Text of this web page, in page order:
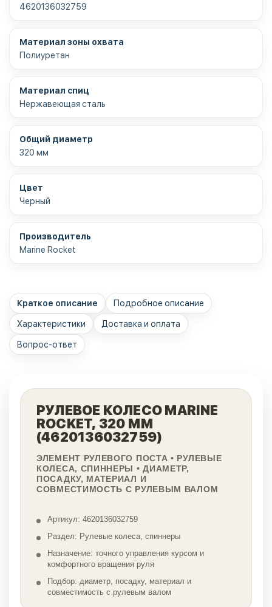
4620136032759
Материал зоны охвата
Полиуретан
Материал спиц
Нержавеющая сталь
Общий диаметр
320 мм
Цвет
Черный
Производитель
Marine Rocket
Краткое описание Подробное описание
Характеристики Доставка и оплата
Вопрос-ответ
РУЛЕВОЕ КОЛЕСО MARINE
ROCKET, 320 ММ
(4620136032759)
ЭЛЕМЕНТ РУЛЕВОГО ПОСТА • РУЛЕВЫЕ
КОЛЕСА, СПИННЕРЫ • ДИАМЕТР,
ПОСАДКУ, МАТЕРИАЛ И
СОВМЕСТИМОСТЬ С РУЛЕВЫМ ВАЛОМ
Артикул: 4620136032759
Раздел: Рулевые колеса, спиннеры
Назначение: точного управления курсом и
комфортного вращения руля
Подбор: диаметр, посадку, материал и
совместимость с рулевым валом